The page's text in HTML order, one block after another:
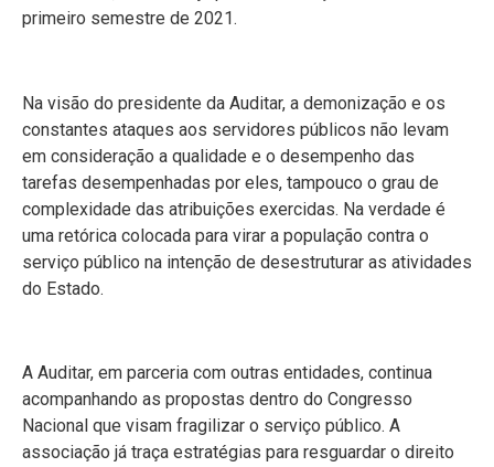
primeiro semestre de 2021.
Na visão do presidente da Auditar, a demonização e os
constantes ataques aos servidores públicos não levam
em consideração a qualidade e o desempenho das
tarefas desempenhadas por eles, tampouco o grau de
complexidade das atribuições exercidas. Na verdade é
uma retórica colocada para virar a população contra o
serviço público na intenção de desestruturar as atividades
do Estado.
A Auditar, em parceria com outras entidades, continua
acompanhando as propostas dentro do Congresso
Nacional que visam fragilizar o serviço público. A
associação já traça estratégias para resguardar o direito